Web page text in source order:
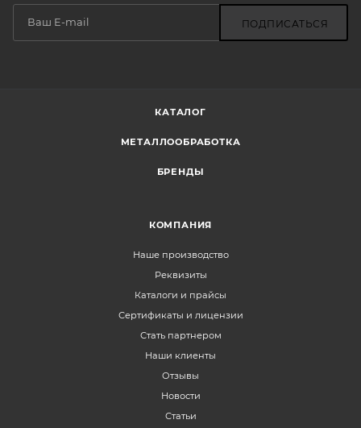
ПОДПИСАТЬСЯ
КАТАЛОГ
МЕТАЛЛООБРАБОТКА
БРЕНДЫ
КОМПАНИЯ
Наше производство
Реквизиты
Каталоги и прайсы
Сертификаты и лицензии
Стать партнером
Наши клиенты
Отзывы
Новости
Статьи